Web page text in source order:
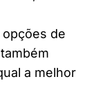
de
a melhor